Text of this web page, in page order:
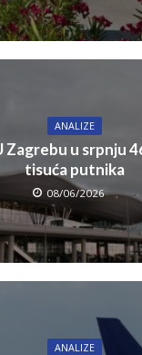
ANALIZE
Zagrebu u srpnju
tisuća putnika
08/06/2026
ANALIZE